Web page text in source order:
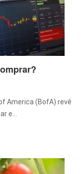
America (BofA) revê
e…